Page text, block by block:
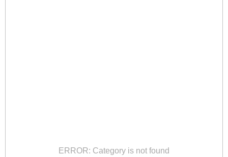
ERROR: Category is not found